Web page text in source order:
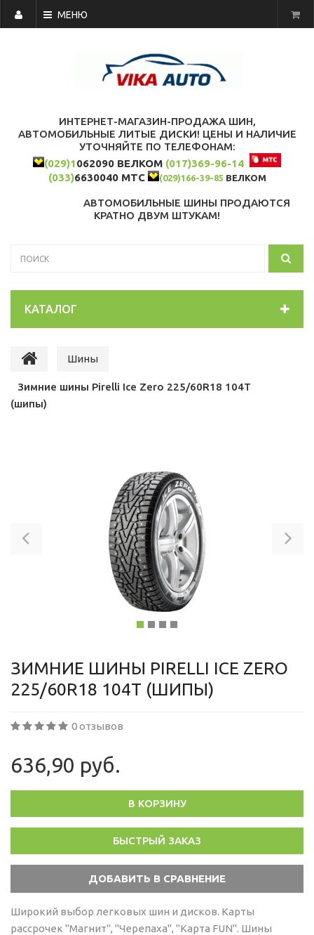
МЕНЮ
ИНТЕРНЕТ-МАГАЗИН-ПРОДАЖА ШИН,
АВТОМОБИЛЬНЫЕ ЛИТЫЕ ДИСКИ! ЦЕНЫ И НАЛИЧИЕ
УТОЧНЯЙТЕ ПО ТЕЛЕФОНАМ:
(029)1062090 ВЕЛКОМ (017)369-96-14
(033)6630040 МТС (029)166-39-85 ВЕЛКОМ
АВТОМОБИЛЬНЫЕ ШИНЫ ПРОДАЮТСЯ
КРАТНО ДВУМ ШТУКАМ!
КАТАЛОГ
Шины
Зимние шины Pirelli Ice Zero 225/60R18 104T
(шипы)
ЗИМНИЕ ШИНЫ PIRELLI ICE ZERO
225/60R18 104T (ШИПЫ)
0 отзывов
636,90 руб.
В КОРЗИНУ
БЫСТРЫЙ ЗАКАЗ
Широкий выбор легковых шин и дисков. Карты
рассрочек "Магнит", "Черепаха", "Карта FUN". Шины